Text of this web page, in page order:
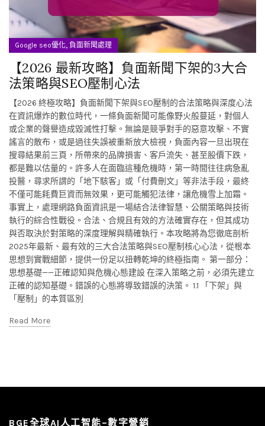
Google seo優化, 負面新聞處理
【2026 最新攻略】負面新聞下架的3大合
法策略與SEO壓制心法
【2026 終極攻略】負面新聞下架與SEO壓制的合法策略與深度心法
在資訊爆炸的數位時代，一條負面新聞可能像野火般蔓延，對個人
或企業的聲譽造成毀滅性打擊。無論是競爭對手的惡意攻擊、不實
謠言的散布，或是過往失誤被重新放大檢視，負面內容一旦出現在
搜尋結果前三頁，所帶來的品牌損害、客戶流失、甚至股價下跌，
都是難以估量的。許多人在面臨這種危機時，第一時間往往病急亂
投醫，尋求所謂的「地下駭客」或「付費刪文」等非法手段，最終
不僅可能耗費巨資而無效果，更可能觸犯法律，讓危機雪上加霜。
事實上，處理網路負面資訊是一場結合法律智慧、公關策略與技術
執行的綜合性戰役。合法、合規且有效的方法確實存在，但其成功
與否取決於對策略的深度理解與精確執行。本攻略將為您徹底剖析
2025年最新、最有效的三大合法策略與SEO壓制核心心法，從根本
思想到實戰細節，提供一份足以扭轉乾坤的終極指南。 第一部分：
思想基礎——正確認知與危機心態建設 在深入策略之前，必須先建立
正確的認知基礎。錯誤的心態將導致錯誤的決策。 1.1 「下架」與
「壓制」的本質區別
Read More
BGE全球AI人工智能–數字營銷